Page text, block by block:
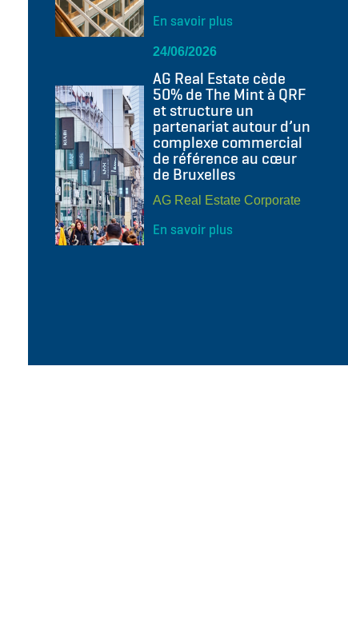
En savoir plus
24/06/2026
AG Real Estate cède
50% de The Mint à QRF
et structure un
partenariat autour d’un
complexe commercial
de référence au cœur
de Bruxelles
AG Real Estate Corporate
En savoir plus